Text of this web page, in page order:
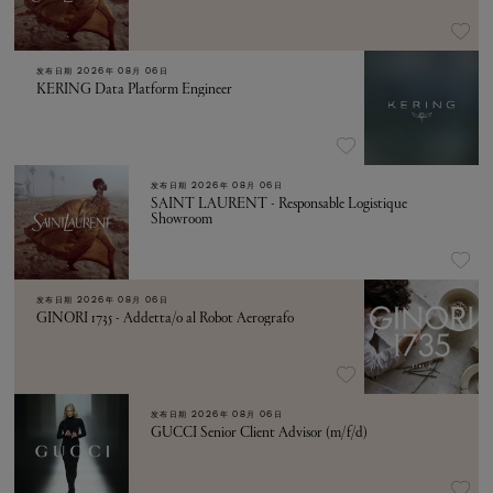
发布日期 2026年 08月 06日
KERING Data Platform Engineer
发布日期 2026年 08月 06日
SAINT LAURENT - Responsable Logistique
Showroom
发布日期 2026年 08月 06日
GINORI 1735 - Addetta/o al Robot Aerografo
发布日期 2026年 08月 06日
GUCCI Senior Client Advisor (m/f/d)